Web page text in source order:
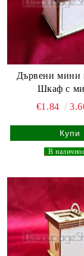
Дървени мини
Шкаф с
€1.84
В